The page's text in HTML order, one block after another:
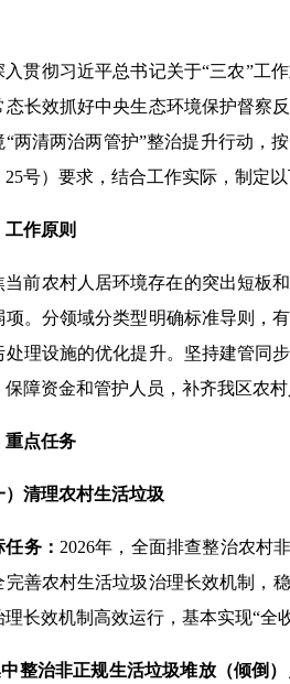
入贯彻习近平总书记关于“三农”工
态长效抓好中央生态环境保护督察
“两清两治两管护”整治提升行动，
25号）要求，结合工作实际，制定
工作原则
当前农村人居环境存在的突出短板
项。分领域分类型明确标准导则，
处理设施的优化提升。坚持建管同
保障资金和管护人员，补齐我区农
重点任务
）清理农村生活垃圾
任务： 2026年，全面排查整治农村
完善农村生活垃圾治理长效机制，
理长效机制高效运行，基本实现“全
中整治非正规生活垃圾堆放（倾倒